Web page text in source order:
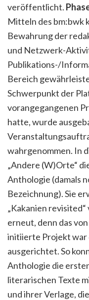
veröffentlicht.
Mitteln des bm:bwk
Bewahrung der
und Netzwerk-
Publikations-/
Bereich
Schwerpunkt der
vorangegangenen
hatte, wurde
wahrgenommen. In
„Andere (W)Orte“
Anthologie (damals
Bezeichnung). Sie
„Kakanien
erneut, denn das
initiierte Projekt war
ausgerichtet. So
Anthologie die
literarischen Texte
und ihrer Verlage,